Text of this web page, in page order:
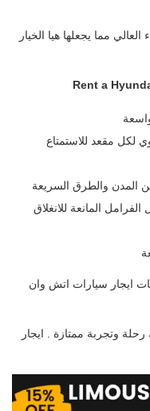
مما يجعلها هيا الخيار
لكل مقعد للاستمتاع
المدن والطرق السريعة
المانعة للانغلاق
ايجار سيارات اتش وان
وتجربة ممتازة . ايجار